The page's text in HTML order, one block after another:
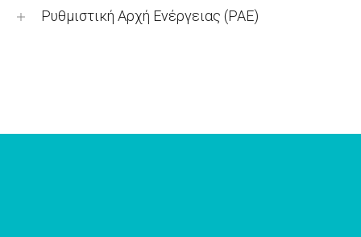
Ρυθμιστική Αρχή Ενέργειας (ΡΑΕ)